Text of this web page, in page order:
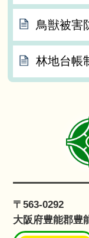
鳥獣被害
林地台帳
〒563-0292
大阪府豊能郡豊